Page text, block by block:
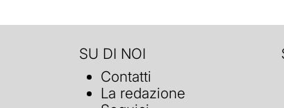
SU DI NOI
Contatti
La redazione